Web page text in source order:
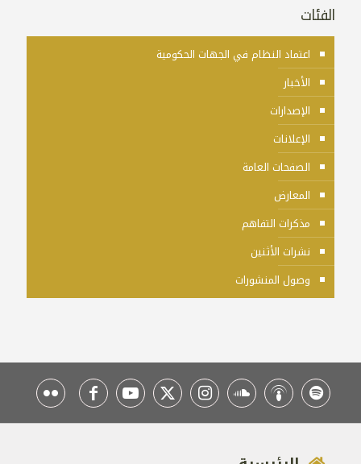
الفئات
اعتماد النظام في الجهات الحكومية
الأخبار
الإصدارات
الإعلانات
الصفحات العامة
المعارض
مذكرات التفاهم
نشرات الأثنين
وصول المنشورات